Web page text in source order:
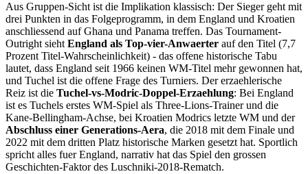
Aus Gruppen-Sicht ist die Implikation klassisch: Der Sieger geht mit
drei Punkten in das Folgeprogramm, in dem England und Kroatien
anschliessend auf Ghana und Panama treffen. Das Tournament-
Outright sieht England als Top-vier-Anwaerter auf den Titel (7,7
Prozent Titel-Wahrscheinlichkeit) - das offene historische Tabu
lautet, dass England seit 1966 keinen WM-Titel mehr gewonnen hat,
und Tuchel ist die offene Frage des Turniers. Der erzaehlerische
Reiz ist die Tuchel-vs-Modric-Doppel-Erzaehlung: Bei England
ist es Tuchels erstes WM-Spiel als Three-Lions-Trainer und die
Kane-Bellingham-Achse, bei Kroatien Modrics letzte WM und der
Abschluss einer Generations-Aera, die 2018 mit dem Finale und
2022 mit dem dritten Platz historische Marken gesetzt hat. Sportlich
spricht alles fuer England, narrativ hat das Spiel den grossen
Geschichten-Faktor des Luschniki-2018-Rematch.